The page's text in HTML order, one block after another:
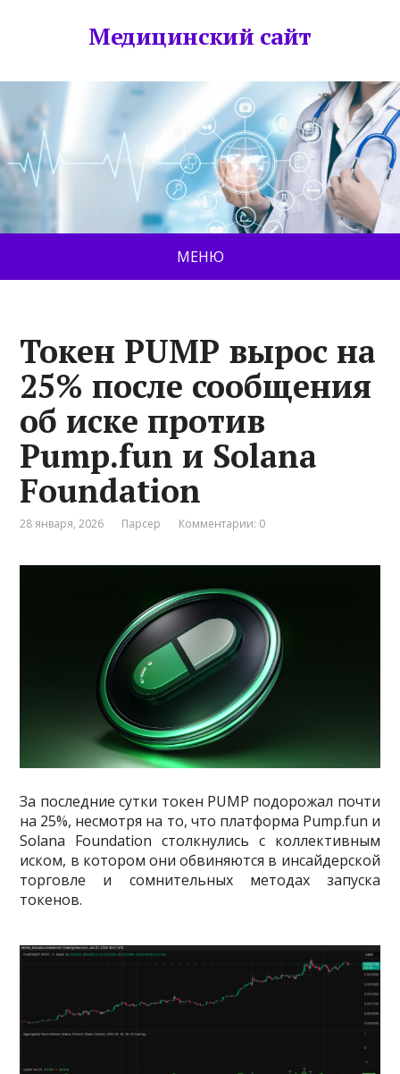
Медицинский сайт
МЕНЮ
Токен PUMP вырос на
25% после сообщения
об иске против
Pump.fun и Solana
Foundation
28 января, 2026 Парсер Комментарии: 0
За последние сутки токен PUMP подорожал почти
на 25%, несмотря на то, что платформа Pump.fun и
Solana Foundation столкнулись с коллективным
иском, в котором они обвиняются в инсайдерской
торговле и сомнительных методах запуска
токенов.